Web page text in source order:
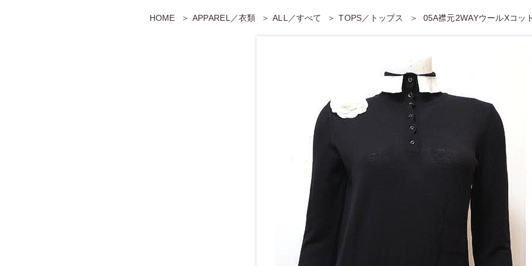
HOME APPAREL／衣類 ALL／すべて TOPS／トップス 05A襟元2WAYウールXコッ